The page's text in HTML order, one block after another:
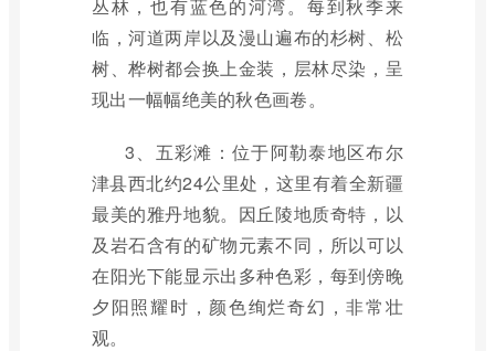
丛林，也有蓝色的河湾。每到秋季来
临，河道两岸以及漫山遍布的杉树、松
树、桦树都会换上金装，层林尽染，呈
现出一幅幅绝美的秋色画卷。
3、五彩滩：位于阿勒泰地区布尔
津县西北约24公里处，这里有着全新疆
最美的雅丹地貌。因丘陵地质奇特，以
及岩石含有的矿物元素不同，所以可以
在阳光下能显示出多种色彩，每到傍晚
夕阳照耀时，颜色绚烂奇幻，非常壮
观。